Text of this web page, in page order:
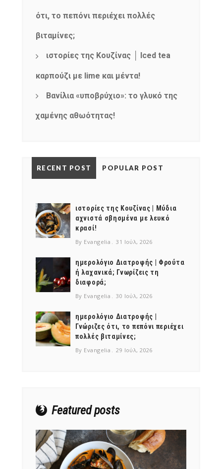
ότι, το πεπόνι περιέχει πολλές
βιταμίνες;
ιστορίες της Κουζίνας │ Iced tea
καρπούζι με lime και μέντα!
Βανίλια «υποβρύχιο»: το γλυκό της
χαμένης αθωότητας!
RECENT POST POPULAR POST
ιστορίες της Κουζίνας | Μύδια
αχνιστά σβησμένα με λευκό
κρασί!
By Evangelia 31 Ιούλ, 2026
ημερολόγιο Διατροφής | Φρούτα
ή λαχανικά; Γνωρίζεις τη
διαφορά;
By Evangelia 30 Ιούλ, 2026
ημερολόγιο Διατροφής |
Γνώριζες ότι, το πεπόνι περιέχει
πολλές βιταμίνες;
By Evangelia 29 Ιούλ, 2026
Featured posts